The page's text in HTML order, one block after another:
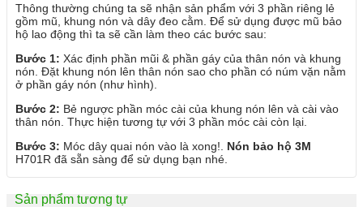
Thông thường chúng ta sẽ nhận sản phẩm với 3 phần riêng lẻ
gồm mũ, khung nón và dây đeo cằm. Để sử dụng được mũ bảo
hộ lao động thì ta sẽ cần làm theo các bước sau:
Bước 1: Xác định phần mũi & phần gáy của thân nón và khung
nón. Đặt khung nón lên thân nón sao cho phần có núm vặn nằm
ở phần gáy nón (như hình).
Bước 2: Bẻ ngược phần móc cài của khung nón lên và cài vào
thân nón. Thực hiện tương tự với 3 phần móc cài còn lại.
Bước 3: Móc dây quai nón vào là xong!. Nón bảo hộ 3M
H701R đã sẵn sàng để sử dụng bạn nhé.
Sản phẩm tương tự